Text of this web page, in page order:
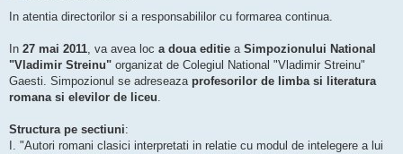
s
In atentia directorilor si a responsabililor cu formarea continua.
In 27 mai 2011, va avea loc a doua editie a Simpozionului National
"Vladimir Streinu" organizat de Colegiul National "Vladimir Streinu"
Gaesti. Simpozionul se adreseaza profesorilor de limba si literatura
romana si elevilor de liceu.
Structura pe sectiuni:
I. "Autori romani clasici interpretati in relatie cu modul de intelegere a lui